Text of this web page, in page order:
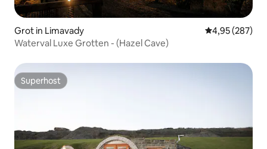
Grot in Limavady Gemiddelde
4,95 (287)
Waterval Luxe Grotten - (Hazel Cave)
Superhost
Superhost